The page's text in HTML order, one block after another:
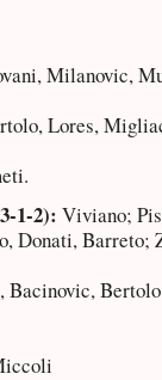
Milanovic,
Lores,
1-2): Viviano;
Donati, Barreto;
Bacinovic,